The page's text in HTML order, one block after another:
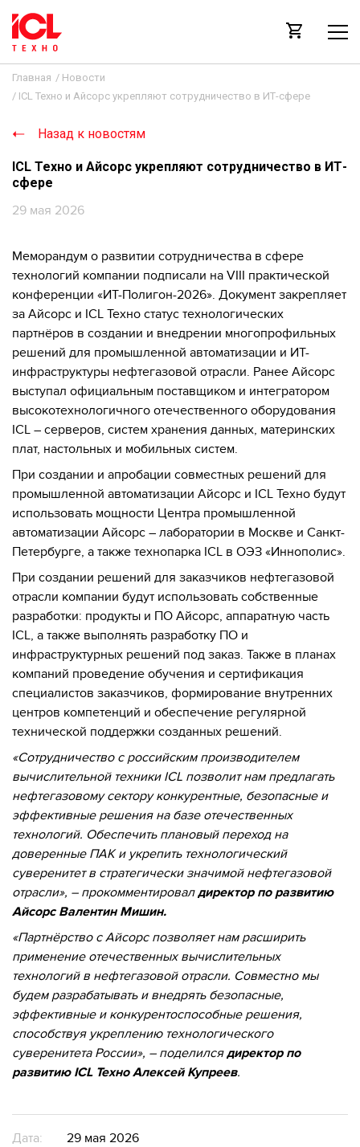
Главная / Новости
/ ICL Техно и Айсорс укрепляют сотрудничество в ИТ-сфере
Назад к новостям
ICL Техно и Айсорс укрепляют сотрудничество в ИТ-
сфере
29 мая 2026
Меморандум о развитии сотрудничества в сфере
технологий компании подписали на VIII практической
конференции «ИТ-Полигон-2026». Документ закрепляет
за Айсорс и ICL Техно статус технологических
партнёров в создании и внедрении многопрофильных
решений для промышленной автоматизации и ИТ-
инфраструктуры нефтегазовой отрасли. Ранее Айсорс
выступал официальным поставщиком и интегратором
высокотехнологичного отечественного оборудования
ICL – серверов, систем хранения данных, материнских
плат, настольных и мобильных систем.
При создании и апробации совместных решений для
промышленной автоматизации Айсорс и ICL Техно будут
использовать мощности Центра промышленной
автоматизации Айсорс – лаборатории в Москве и Санкт-
Петербурге, а также технопарка ICL в ОЭЗ «Иннополис».
При создании решений для заказчиков нефтегазовой
отрасли компании будут использовать собственные
разработки: продукты и ПО Айсорс, аппаратную часть
ICL, а также выполнять разработку ПО и
инфраструктурных решений под заказ. Также в планах
компаний проведение обучения и сертификация
специалистов заказчиков, формирование внутренних
центров компетенций и обеспечение регулярной
технической поддержки созданных решений.
«Сотрудничество с российским производителем
вычислительной техники ICL позволит нам предлагать
нефтегазовому сектору конкурентные, безопасные и
эффективные решения на базе отечественных
технологий. Обеспечить плановый переход на
доверенные ПАК и укрепить технологический
суверенитет в стратегически значимой нефтегазовой
отрасли», – прокомментировалдиректор по развитию
Айсорс Валентин Мишин.
«Партнёрство с Айсорс позволяет нам расширить
применение отечественных вычислительных
технологий в нефтегазовой отрасли. Совместно мы
будем разрабатывать и внедрять безопасные,
эффективные и конкурентоспособные решения,
способствуя укреплению технологического
суверенитета России», – поделилсядиректор по
развитию ICL Техно Алексей Купреев.
Дата:
29 мая 2026